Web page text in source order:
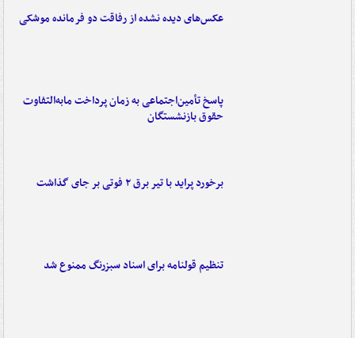
عکس‌های دیده نشده از رفاقت دو فرمانده‌ موشکی
پاسخ تأمین‌اجتماعی به زمان پرداخت مابه‌التفاوت
حقوق بازنشستگان
برخورد پراید با تیر برق ۲ فوتی بر جای گذاشت
تنظیم قولنامه برای اسناد سبزرنگ ممنوع شد